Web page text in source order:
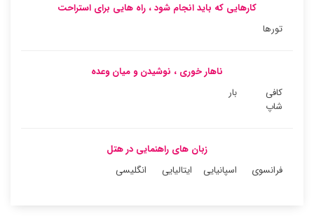
کارهایی که باید انجام شود ، راه هایی برای استراحت
تورها
ناهار خوری ، نوشیدن و میان وعده
کافی
شاپ
بار
زبان های راهنمایی در هتل
فرانسوی
اسپانیایی ایتالیایی انگلیسی